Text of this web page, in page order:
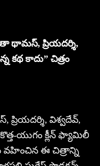
థామస్, ప్రియదర్శి,
కథ కాదు” చిత్రం
ప్రియదర్శి, విశ్వదేవ్,
యుగం క్లీన్ ఫ్యామిలీ
వహించిన ఈ చిత్రాన్ని